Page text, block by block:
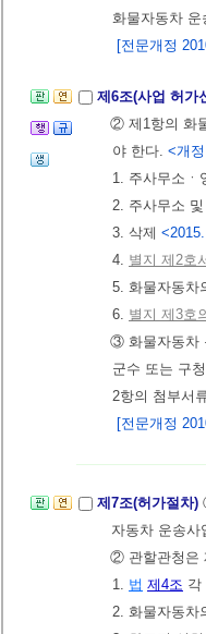
화물자동차
[전문개정
제6조(사업 허가
② 제1항의 화
야 한다. <개
1. 주사무소ㆍ
2. 주사무소
3. 삭제
4. 별지 제2호
5. 화물자동차
6. 별지 제3호
③ 화물자동차
군수 또는 구
2항의 첨부서
[전문개정
제7조(허가절차)
자동차 운송
② 관할관청은
1. 법 제4조 각
2. 화물자동차